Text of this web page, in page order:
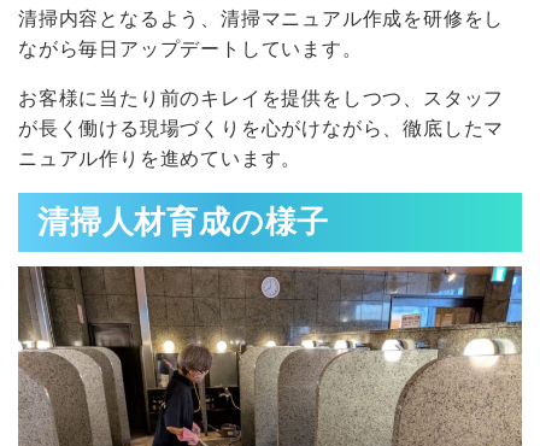
清掃内容となるよう、清掃マニュアル作成を研修をし
ながら毎日アップデートしています。
お客様に当たり前のキレイを提供をしつつ、スタッフ
が長く働ける現場づくりを心がけながら、徹底したマ
ニュアル作りを進めています。
清掃人材育成の様子